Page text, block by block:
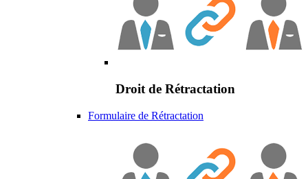
Droit de Rétractation
Formulaire de Rétractation